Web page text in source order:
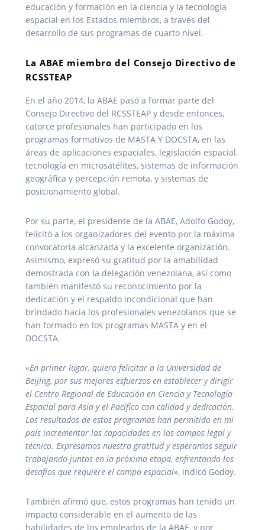
educación y formación en la ciencia y la tecnología
espacial en los Estados miembros, a través del
desarrollo de sus programas de cuarto nivel.
La ABAE miembro del Consejo Directivo de
RCSSTEAP
En el año 2014, la ABAE pasó a formar parte del
Consejo Directivo del RCSSTEAP y desde entonces,
catorce profesionales han participado en los
programas formativos de MASTA Y DOCSTA, en las
áreas de aplicaciones espaciales, legislación espacial,
tecnología en microsatélites, sistemas de información
geográfica y percepción remota, y sistemas de
posicionamiento global.
Por su parte, el presidente de la ABAE, Adolfo Godoy,
felicitó a los organizadores del evento por la máxima
convocatoria alcanzada y la excelente organización.
Asimismo, expresó su gratitud por la amabilidad
demostrada con la delegación venezolana, así como
también manifestó su reconocimiento por la
dedicación y el respaldo incondicional que han
brindado hacia los profesionales venezolanos que se
han formado en los programas MASTA y en el
DOCSTA.
«En primer lugar, quiero felicitar a la Universidad de
Beijing, por sus mejores esfuerzos en establecer y dirigir
el Centro Regional de Educación en Ciencia y Tecnología
Espacial para Asia y el Pacífico con calidad y dedicación.
Los resultados de estos programas han permitido en mi
país incrementar las capacidades en los campos legal y
técnico. Expresamos nuestra gratitud y esperamos seguir
trabajando juntos en la próxima etapa, enfrentando los
desafíos que requiere el campo espacial», indicó Godoy.
También afirmó que, estos programas han tenido un
impacto considerable en el aumento de las
habilidades de los empleados de la ABAE, y por